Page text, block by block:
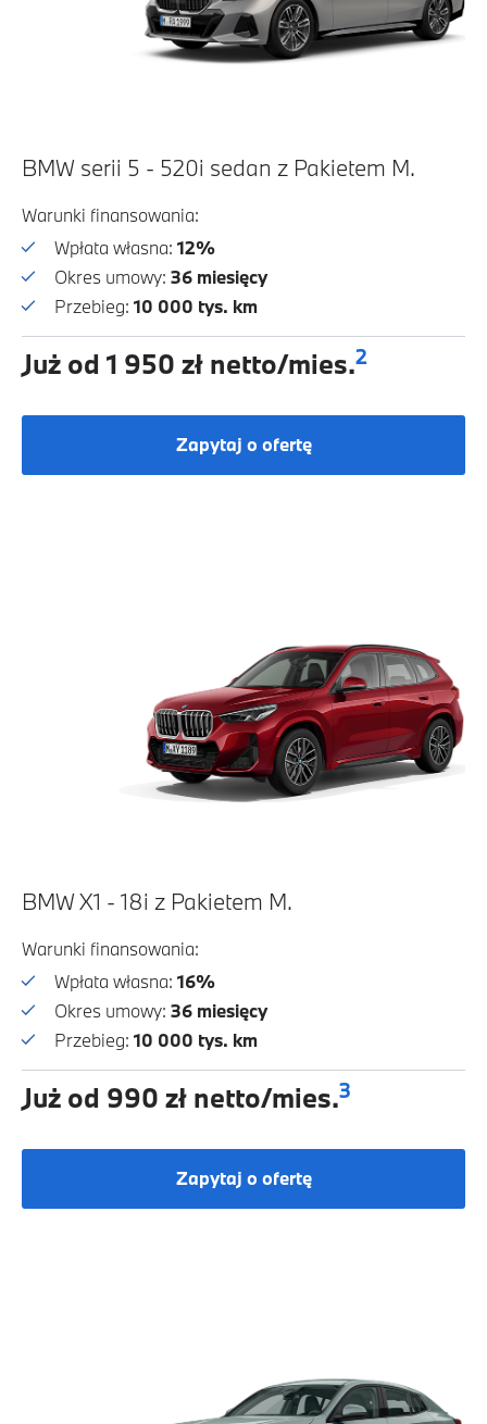
BMW serii 5 - 520i sedan z Pakietem M.
Warunki finansowania:
Wpłata własna: 12%
Okres umowy: 36 miesięcy
Przebieg: 10 000 tys. km
Już od 1 950 zł netto/mies.2
Zapytaj o ofertę
BMW X1 - 18i z Pakietem M.
Warunki finansowania:
Wpłata własna: 16%
Okres umowy: 36 miesięcy
Przebieg: 10 000 tys. km
Już od 990 zł netto/mies.3
Zapytaj o ofertę